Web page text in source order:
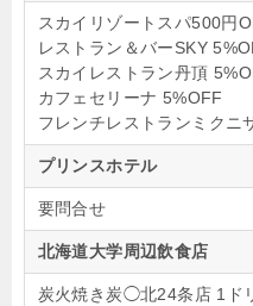
スカイリゾートスパ500円
レストラン＆バーSKY
スカイレストラン丹頂
カフェセリーナ 5%OFF
フレンチレストランミクニ
プリンスホテル
要問合せ
北海道大学周辺飲食店
炭火焼き炭◯北24条店 1ド